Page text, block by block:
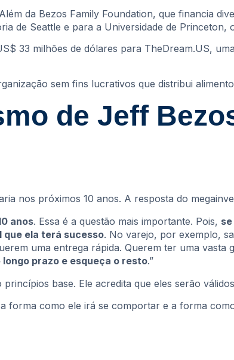
da Bezos Family Foundation, que financia
de Seattle e para a Universidade de Princeton,
33 milhões de dólares para TheDream.US,
sem fins lucrativos que distribui
de Jeff
nos próximos 10 anos. A resposta do
anos. Essa é a questão mais importante. Pois,
que ela terá sucesso. No varejo, por exemplo,
uma entrega rápida. Querem ter uma vasta
prazo e esqueça o resto.”
base. Ele acredita que eles serão
como ele irá se comportar e a forma